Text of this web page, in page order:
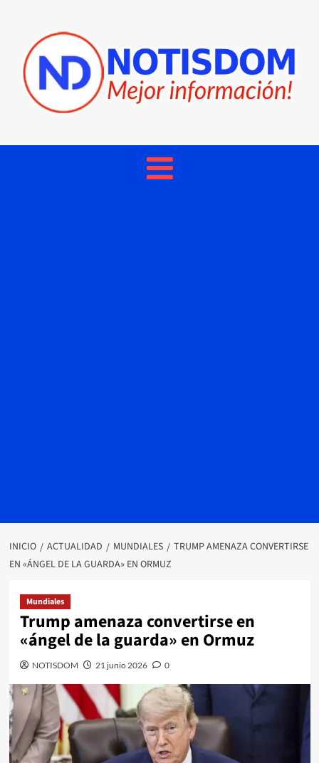
INICIO ACTUALIDAD MUNDIALES
TRUMP AMENAZA CONVERTIRSE
EN «ÁNGEL DE LA GUARDA» EN ORMUZ
Mundiales
Trump amenaza convertirse en
«ángel de la guarda» en Ormuz
NOTISDOM 21 junio 2026 0